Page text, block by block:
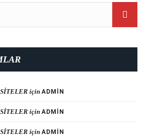
için ADMIN
için ADMIN
için ADMIN